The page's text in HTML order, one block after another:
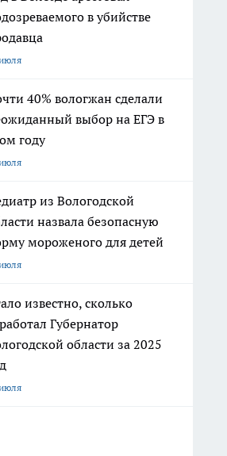
в убийстве
40% вологжан сделали
выбор на ЕГЭ в
году
из Вологодской
назвала безопасную
мороженого для детей
известно, сколько
Губернатор
области за 2025